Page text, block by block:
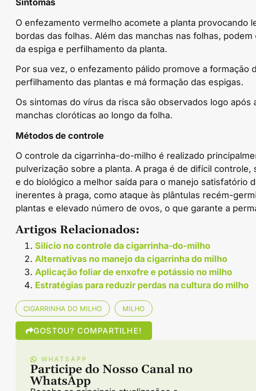
Sintomas
O enfezamento vermelho acomete a planta provocando
bordas das folhas. Além das manchas nas folhas,
da espiga e perfilhamento da planta.
Por sua vez, o enfezamento pálido promove a formação
perfilhamento das plantas e má formação das espigas.
Os sintomas do vírus da risca são observados logo após
manchas cloróticas ao longo da folha.
Métodos de controle
O controle da cigarrinha-do-milho é realizado
pulverização sobre a planta. A praga é de difícil
e do biológico a melhor saída para o manejo satisfatório
inerentes à praga, como ataque às plântulas recém-
plantas e elevado número de ovos, o que garante a
Artigos Relacionados:
Silício no controle da cigarrinha-do-milho
Alternativas no manejo da cigarrinha do milho
Aplicação foliar de enxofre e potássio no milho
Estratégias para reduzir perdas na cultura do milho
CIGARRINHA DO MILHO MILHO
GOSTOU? COMPARTILHE!
WHATSAPP
Participe do Nosso Canal no
WhatsApp